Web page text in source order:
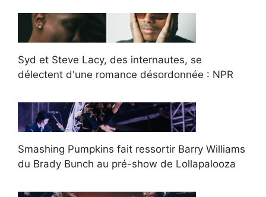
Syd et Steve Lacy, des internautes, se
délectent d'une romance désordonnée : NPR
Smashing Pumpkins fait ressortir Barry Williams
du Brady Bunch au pré-show de Lollapalooza